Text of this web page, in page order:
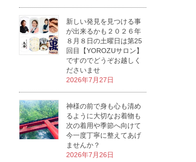
新しい発見を見つける事
が出来るかも２０２６年
８月８日の土曜日は第25
回目【YOROZUサロン】
ですのでどうぞお越しく
ださいませ
2026年7月27日
神様の前で身も心も清め
るように大切なお着物も
次の着用や季節へ向けて
今一度丁寧に整えてあげ
ませんか？
2026年7月26日